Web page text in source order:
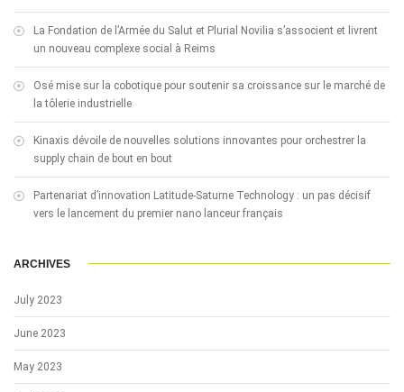
La Fondation de l’Armée du Salut et Plurial Novilia s’associent et livrent
un nouveau complexe social à Reims
Osé mise sur la cobotique pour soutenir sa croissance sur le marché de
la tôlerie industrielle
Kinaxis dévoile de nouvelles solutions innovantes pour orchestrer la
supply chain de bout en bout
Partenariat d’innovation Latitude-Saturne Technology : un pas décisif
vers le lancement du premier nano lanceur français
ARCHIVES
July 2023
June 2023
May 2023